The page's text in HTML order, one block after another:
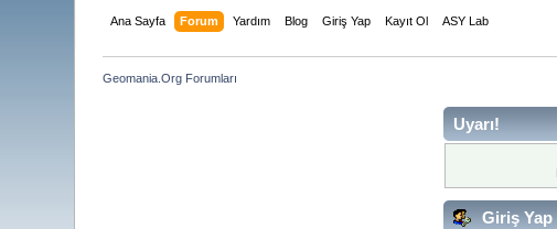
Ana Sayfa Forum Yardım Blog Giriş Yap Kayıt Ol ASY Lab
Geomania.Org Forumları
Uyarı!
Giriş Yap